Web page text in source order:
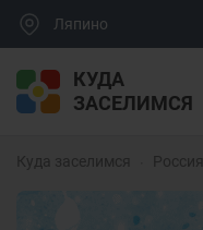
Ляпино
КУДА
ЗАСЕЛИМСЯ
Куда заселимся Россия